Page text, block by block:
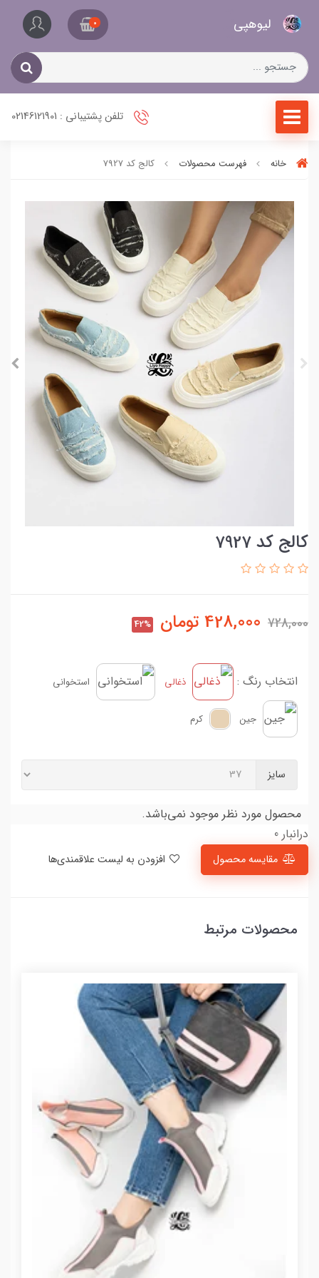
لیو‌هپی 0
تلفن پشتیبانی : 02146121901
خانه فهرست محصولات کالج کد 7927
کالج کد 7927
728,000
428,000 تومان 42%
انتخاب رنگ : ذغالی استخوانی
جین کرم
سایز
محصول مورد نظر موجود نمی‌باشد.
درانبار 0
مقایسه محصول
محصولات مرتبط